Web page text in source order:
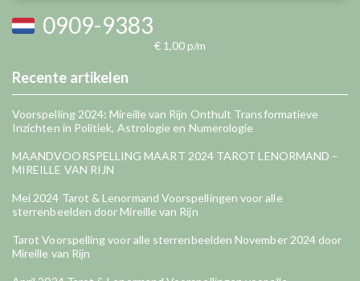
0909-9383
€ 1,00 p/m
Recente artikelen
Voorspelling 2024: Mireille van Rijn Onthult Transformatieve
Inzichten in Politiek, Astrologie en Numerologie
MAANDVOORSPELLING MAART 2024 TAROT LENORMAND –
MIREILLE VAN RIJN
Mei 2024 Tarot & Lenormand Voorspellingen voor alle
sterrenbeelden door Mireille van Rijn
Tarot Voorspelling voor alle sterrenbeelden November 2024 door
Mireille van Rijn